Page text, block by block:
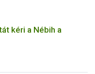
kéri a Nébih a